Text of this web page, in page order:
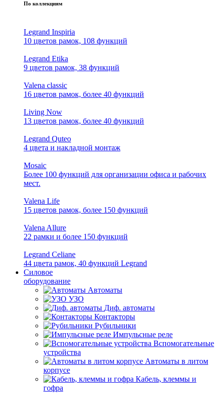
По коллекциям
Legrand Inspiria
10 цветов рамок, 108 функций
Legrand Etika
9 цветов рамок, 38 функций
Valena classic
16 цветов рамок, более 40 функций
Living Now
13 цветов рамок, более 40 функций
Legrand Quteo
4 цвета и накладной монтаж
Mosaic
Более 100 функций для организации офиса и рабочих
мест.
Valena Life
15 цветов рамок, более 150 функций
Valena Allure
22 рамки и более 150 функций
Legrand Celiane
44 цвета рамок, 40 функций Legrand
Силовое
оборудование
Автоматы
УЗО
Диф. автоматы
Контакторы
Рубильники
Импульсные реле
Вспомогательные
устройства
Автоматы в литом
корпусе
Кабель, клеммы и
гофра